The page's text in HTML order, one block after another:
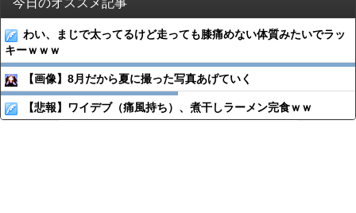
今日のオススメ記事
わい、まじで太ってるけど走っても膝痛めない体質みたいでラッ
キーｗｗｗ
【画像】8月だから夏に撮った写真あげていく
【悲報】ワイデブ（痛風持ち）、煮干しラーメン完食ｗｗ